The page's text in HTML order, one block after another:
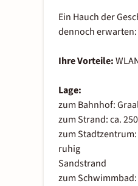
Ein Hauch der
dennoch
Ihre Vorteile:
Lage:
zum Bahnhof:
zum Strand: ca.
zum
ruhig
Sandstrand
zum Schwimmbad: